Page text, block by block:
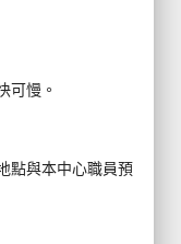
可慢。
點與本中心職員預